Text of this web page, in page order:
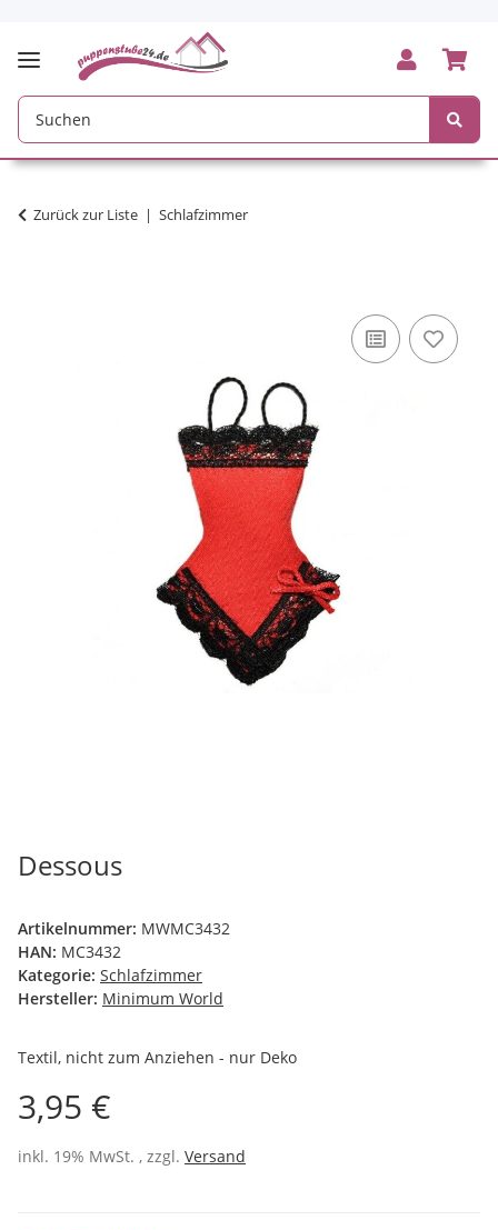
Zurück zur Liste Schlafzimmer
Dessous
Artikelnummer: MWMC3432
HAN: MC3432
Kategorie: Schlafzimmer
Hersteller: Minimum World
Textil, nicht zum Anziehen - nur Deko
3,95 €
inkl. 19% MwSt. , zzgl. Versand